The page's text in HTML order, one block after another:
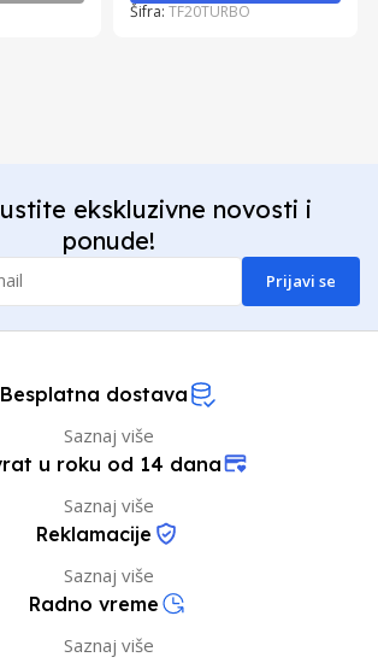
Šifra:TF20TURBO
ekskluzivne novosti i
ponude!
Prijavi se
Besplatna dostava
Saznaj više
u roku od 14 dana
Saznaj više
Reklamacije
Saznaj više
Radno vreme
Saznaj više